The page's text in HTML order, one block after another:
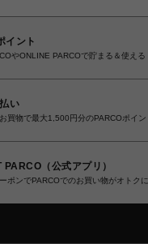
イント
やONLINE PARCOで貯まる＆使える
い
買物で最大1,500円分のPARCOポイン
PARCO（公式アプリ）
ポンでPARCOでのお買い物がオトクに